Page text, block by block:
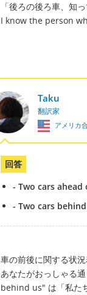
「後ろの後ろ車、知
I know the person
Taku
翻訳家
アメリカ
回答
- Two cars ahead
- Two cars
車の前後に関する状
あなたがおっしゃる
behind us" は「私た